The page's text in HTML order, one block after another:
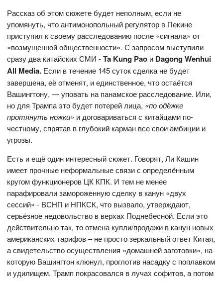
Рассказ об этом сюжете будет неполным, если не
упомянуть, что антимонопольный регулятор в Пекине
приступил к своему расследованию после «сигнала» от
«возмущенной общественности». С запросом выступили
сразу два китайских СМИ -Ta Kung Pao и Dagong Wenhui
All Media. Если в течение 145 суток сделка не будет
завершена, её отменят, и единственное, что остаётся
Вашингтону, — уповать на панамское расследование. Или,
но для Трампа это будет потерей лица, «по одёжке
протянуть ножки» и договариваться с китайцами по-
честному, спрятав в глубокий карман все свои амбиции и
угрозы.
Есть и ещё один интересный сюжет. Говорят, Ли Кашин
имеет прочные неформальные связи с определённым
кругом функционеров ЦК КПК. И тем не менее
парафировали замороженную сделку в канун «двух
сессий» - ВСНП и НПКСК, что вызвало, утверждают,
серьёзное недовольство в верхах Поднебесной. Если это
действительно так, то отмена купли/продажи в канун новых
американских тарифов – не просто зеркальный ответ Китая,
а свидетельство осуществления «домашней заготовки», на
которую Вашингтон клюнул, проглотив насадку с поплавком
и удилищем. Трамп покрасовался в лучах софитов, а потом